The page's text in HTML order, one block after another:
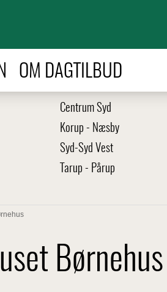
OM DAGTILBUD
Centrum Syd
Korup - Næsby
Syd-Syd Vest
Tarup - Pårup
Børnehus